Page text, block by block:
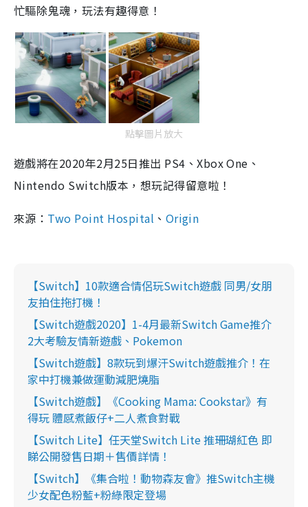
忙驅除鬼魂，玩法有趣得意！
點擊圖片放大
遊戲將在2020年2月25日推出 PS4 、Xbox One 、
Nintendo Switch版本，想玩記得留意啦！
來源： Two Point Hospital 、 Origin
【Switch】10款適合情侶玩Switch遊戲 同男/女朋
友拍住拖打機！
【Switch遊戲2020】1-4月最新Switch Game推介
2大考驗友情新遊戲、Pokemon
【Switch遊戲】8款玩到爆汗Switch遊戲推介！在
家中打機兼做運動減肥燒脂
【Switch遊戲】《Cooking Mama: Cookstar》有
得玩 體感煮飯仔+二人煮食對戰
【Switch Lite】任天堂Switch Lite 推珊瑚紅色 即
睇公開發售日期＋售價詳情！
【Switch】《集合啦！動物森友會》推Switch主機
少女配色粉藍+粉綠限定登場